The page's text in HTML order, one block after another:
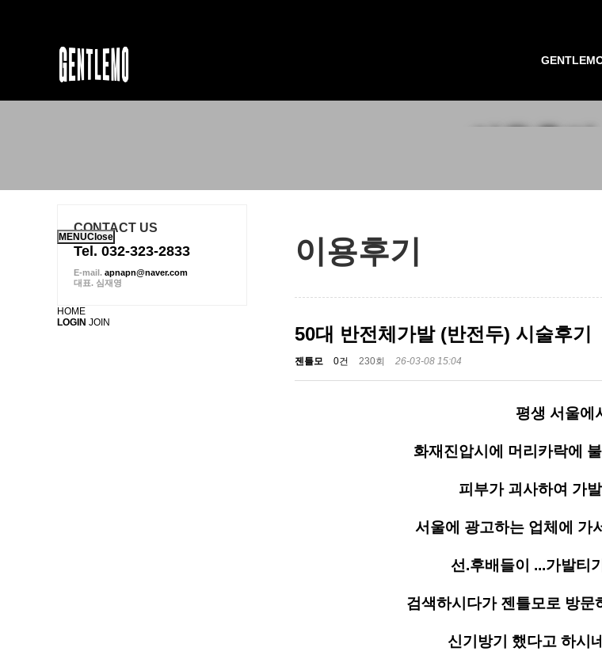
하위분류 하위분류
이용후기
50대 반전체가발 (반전두) 시술후기
젠틀모 0건 230회 26-03-08 15:04
평생 서울에
화재진압시에 머리카락에
피부가 괴사하여 가
서울에 광고하는 업체에 가
선.후배들이 ...가발티
검색하시다가 젠틀모로 방문
신기방기 했다고 하시
MENUClose
CONTACT US
Tel. 032-323-2833
E-mail. apnapn@naver.com
대표. 심재영
HOME
LOGIN JOIN